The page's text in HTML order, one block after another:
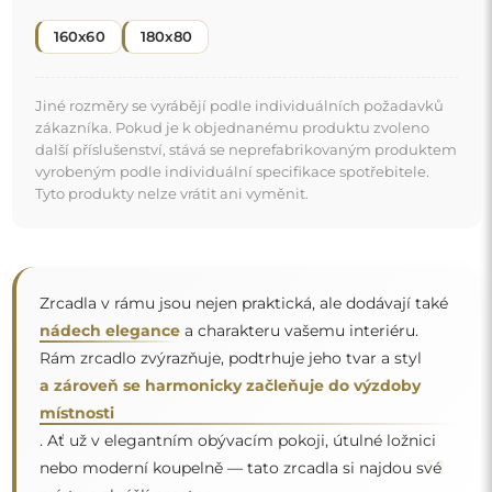
nebo moderní koupelně — tato zrcadla si najdou své
místo a zkrášlí prostor.
Zrcadlo na individuální objednávku
nebo e-mailem. Největší zrcadla, která dokážeme
vyrobit, jsou
200×300 cm
a kulatá zrcadla o průměru
200 cm. Zrcadla vyrábíme na individuální objednávku.
Doporučujeme zaslat poptávku spolu s projektem na
e-mailovou adresu:zrcadla@alfaram.cz.